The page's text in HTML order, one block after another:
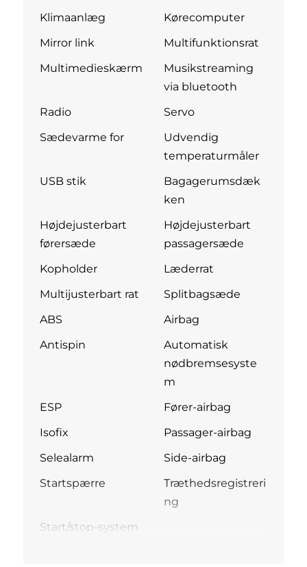
Klimaanlæg
Kørecomputer
Mirror link
Multifunktionsrat
Multimedieskærm
Musikstreaming
via bluetooth
Radio
Servo
Sædevarme for
Udvendig
temperaturmåler
USB stik
Bagagerumsdæk
ken
Højdejusterbart
førersæde
Højdejusterbart
passagersæde
Kopholder
Læderrat
Multijusterbart rat
Splitbagsæde
ABS
Airbag
Antispin
Automatisk
nødbremsesyste
m
ESP
Fører-airbag
Isofix
Passager-airbag
Selealarm
Side-airbag
Startspærre
Træthedsregistreri
ng
Start/stop-system